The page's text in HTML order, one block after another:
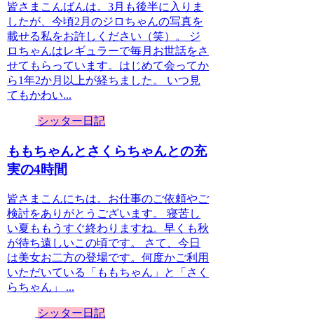
皆さまこんばんは。3月も後半に入りま
したが、今頃2月のジロちゃんの写真を
載せる私をお許しください（笑）。 ジ
ロちゃんはレギュラーで毎月お世話をさ
せてもらっています。はじめて会ってか
ら1年2か月以上が経ちました。 いつ見
てもかわい...
シッター日記
ももちゃんとさくらちゃんとの充
実の4時間
皆さまこんにちは。お仕事のご依頼やご
検討をありがとうございます。 寝苦し
い夏ももうすぐ終わりますね。早くも秋
が待ち遠しいこの頃です。 さて、今日
は美女お二方の登場です。何度かご利用
いただいている「ももちゃん」と「さく
らちゃん」 ...
シッター日記